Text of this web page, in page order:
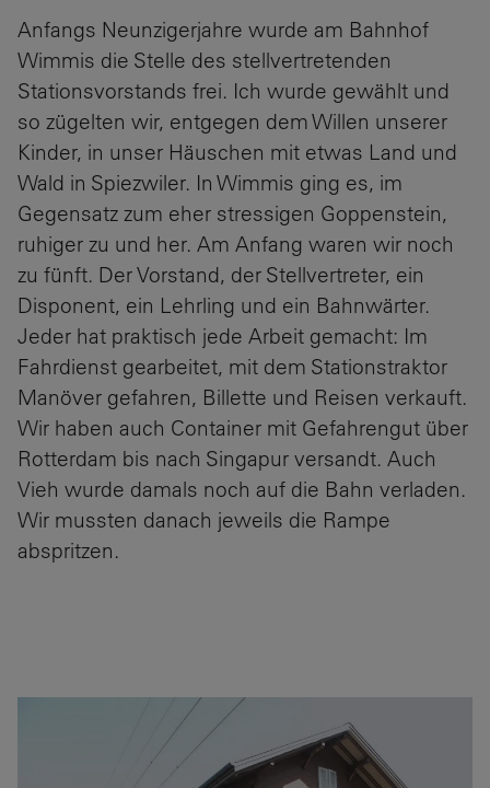
Anfangs Neunzigerjahre wurde am Bahnhof
Wimmis die Stelle des stellvertretenden
Stationsvorstands frei. Ich wurde gewählt und
so zügelten wir, entgegen dem Willen unserer
Kinder, in unser Häuschen mit etwas Land und
Wald in Spiezwiler. In Wimmis ging es, im
Gegensatz zum eher stressigen Goppenstein,
ruhiger zu und her. Am Anfang waren wir noch
zu fünft. Der Vorstand, der Stellvertreter, ein
Disponent, ein Lehrling und ein Bahnwärter.
Jeder hat praktisch jede Arbeit gemacht: Im
Fahrdienst gearbeitet, mit dem Stationstraktor
Manöver gefahren, Billette und Reisen verkauft.
Wir haben auch Container mit Gefahrengut über
Rotterdam bis nach Singapur versandt. Auch
Vieh wurde damals noch auf die Bahn verladen.
Wir mussten danach jeweils die Rampe
abspritzen.